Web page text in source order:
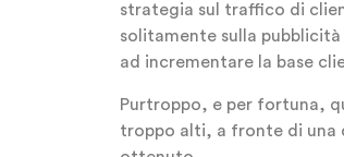
strategia sul traffico di
solitamente sulla
ad incrementare la base
Purtroppo, e per fortuna,
troppo alti, a fronte di una